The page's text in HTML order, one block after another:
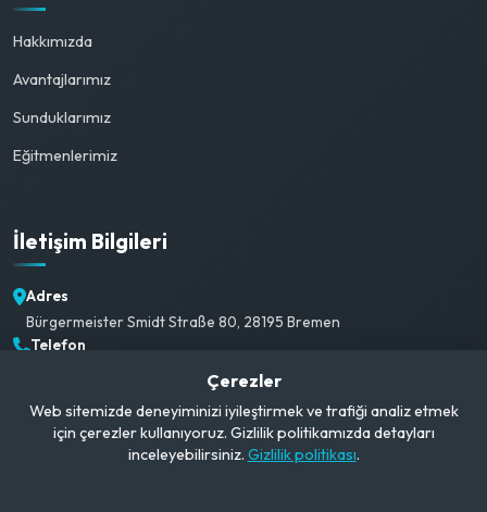
Hakkımızda
Avantajlarımız
Sunduklarımız
Eğitmenlerimiz
İletişim Bilgileri
Adres
Bürgermeister Smidt Straße 80, 28195 Bremen
Telefon
info@campusgerman.com
Çalışma Saatleri
Pzt-Cmt: 09:00-21:00
Çerezler
Web sitemizde deneyiminizi iyileştirmek ve trafiği analiz etmek
için çerezler kullanıyoruz. Gizlilik politikamızda detayları
inceleyebilirsiniz. Gizlilik politikası.